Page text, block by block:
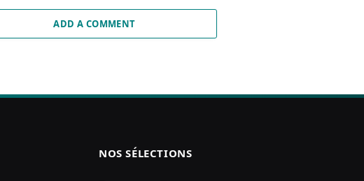
ADD A COMMENT
NOS SÉLECTIONS